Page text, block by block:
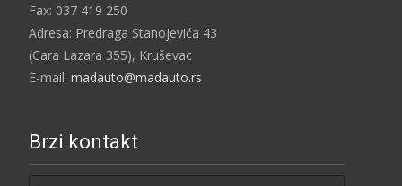
Fax: 037 419 250
Adresa: Predraga Stanojevića 43
(Cara Lazara 355), Kruševac
E-mail: madauto@madauto.rs
Brzi kontakt